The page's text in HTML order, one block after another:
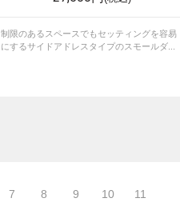
制限のあるスペースでもセッティングを容易
にするサイドアドレスタイプのスモールダ...
7 8 9 10 11